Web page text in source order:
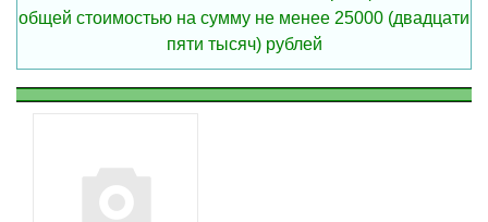
общей стоимостью на сумму не менее 25000 (двадцати
пяти тысяч) рублей